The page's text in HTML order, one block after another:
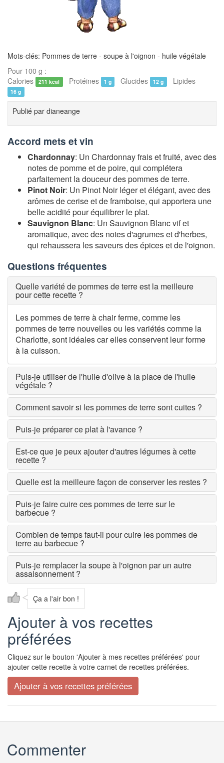
Mots-clés: Pommes de terre - soupe à l'oignon - huile végétale
Pour 100 g :
Calories
211 kcal Protéines 1 g Glucides 12 g Lipides
16 g
Publié par dianeange
Accord mets et vin
Chardonnay: Un Chardonnay frais et fruité, avec des
notes de pomme et de poire, qui complétera
parfaitement la douceur des pommes de terre.
Pinot Noir: Un Pinot Noir léger et élégant, avec des
arômes de cerise et de framboise, qui apportera une
belle acidité pour équilibrer le plat.
Sauvignon Blanc: Un Sauvignon Blanc vif et
aromatique, avec des notes d'agrumes et d'herbes,
qui rehaussera les saveurs des épices et de l'oignon.
Questions fréquentes
Quelle variété de pommes de terre est la meilleure
pour cette recette ?
Les pommes de terre à chair ferme, comme les
pommes de terre nouvelles ou les variétés comme la
Charlotte, sont idéales car elles conservent leur forme
à la cuisson.
Puis-je utiliser de l'huile d'olive à la place de l'huile
végétale ?
Comment savoir si les pommes de terre sont cuites ?
Puis-je préparer ce plat à l'avance ?
Est-ce que je peux ajouter d'autres légumes à cette
recette ?
Quelle est la meilleure façon de conserver les restes ?
Puis-je faire cuire ces pommes de terre sur le
barbecue ?
Combien de temps faut-il pour cuire les pommes de
terre au barbecue ?
Puis-je remplacer la soupe à l'oignon par un autre
assaisonnement ?
Ça a l'air bon !
Ajouter à vos recettes
préférées
Cliquez sur le bouton 'Ajouter à mes recettes préférées' pour
ajouter cette recette à votre carnet de recettes préférées.
Commenter